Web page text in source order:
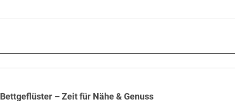
Bettgeflüster – Zeit für Nähe & Genuss